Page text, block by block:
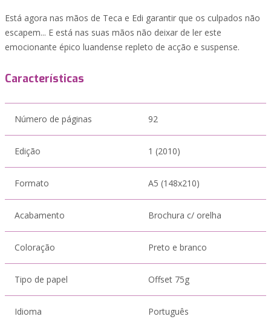
Está agora nas mãos de Teca e Edi garantir que os culpados não
escapem... E está nas suas mãos não deixar de ler este
emocionante épico luandense repleto de acção e suspense.
Características
Número de páginas 92
Edição 1 (2010)
Formato A5 (148x210)
Acabamento Brochura c/ orelha
Coloração Preto e branco
Tipo de papel Offset 75g
Idioma Português